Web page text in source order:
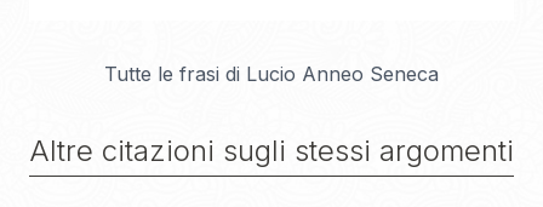
Tutte le frasi di Lucio Anneo Seneca
Altre citazioni sugli stessi argomenti